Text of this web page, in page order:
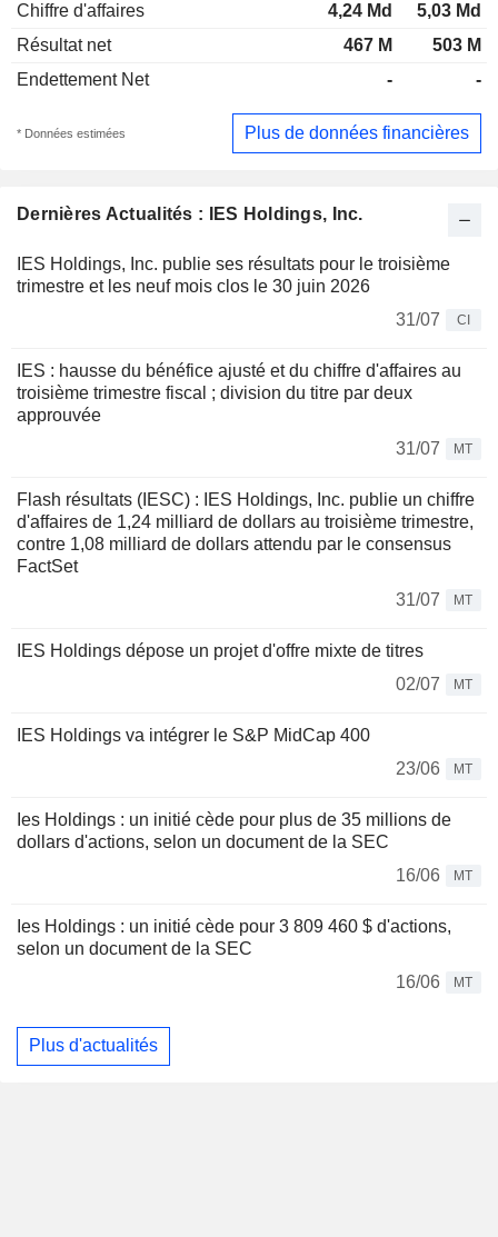
Dernières Actualités : IES Holdings, Inc.
IES Holdings, Inc. publie ses résultats pour le troisième
trimestre et les neuf mois clos le 30 juin 2026
31/07
CI
IES : hausse du bénéfice ajusté et du chiffre d'affaires au
troisième trimestre fiscal ; division du titre par deux
approuvée
31/07
MT
Flash résultats (IESC) : IES Holdings, Inc. publie un chiffre
d'affaires de 1,24 milliard de dollars au troisième trimestre,
contre 1,08 milliard de dollars attendu par le consensus
FactSet
31/07
MT
IES Holdings dépose un projet d'offre mixte de titres
02/07
MT
IES Holdings va intégrer le S&P MidCap 400
23/06
MT
Ies Holdings : un initié cède pour plus de 35 millions de
dollars d'actions, selon un document de la SEC
16/06
MT
Ies Holdings : un initié cède pour 3 809 460 $ d'actions,
selon un document de la SEC
16/06
MT
Plus d'actualités
Chiffre d'affaires
4,24 Md
5,03 Md
Résultat net
467 M
503 M
Endettement Net
- -
* Données estimées Plus de données financières